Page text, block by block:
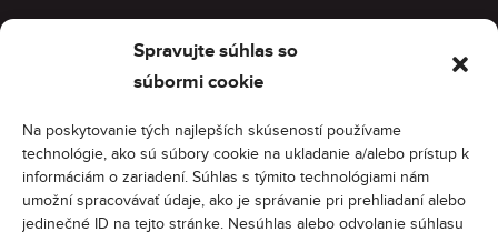
Spravujte súhlas so
súbormi cookie
Na poskytovanie tých najlepších skúseností používame
technológie, ako sú súbory cookie na ukladanie a/alebo prístup k
informáciám o zariadení. Súhlas s týmito technológiami nám
umožní spracovávať údaje, ako je správanie pri prehliadaní alebo
jedinečné ID na tejto stránke. Nesúhlas alebo odvolanie súhlasu
Menu
Modulárne kúpeľne
O spoločnosti
Kontakt
Ochrana osobných údajov